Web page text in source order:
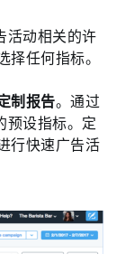
活动相关的许
任何指标。
制报告。通过
预设指标。定
行快速广告活